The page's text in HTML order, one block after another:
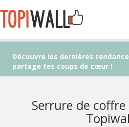
Découvre les dernières
partage tes coups de cœur !
Serrure de